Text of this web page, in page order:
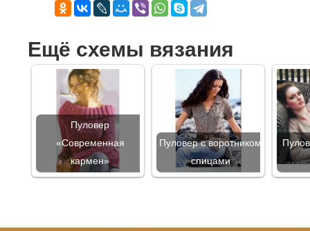
Ещё схемы вязания
Пуловер
«Современная
кармен»
Пуловер с воротником
спицами